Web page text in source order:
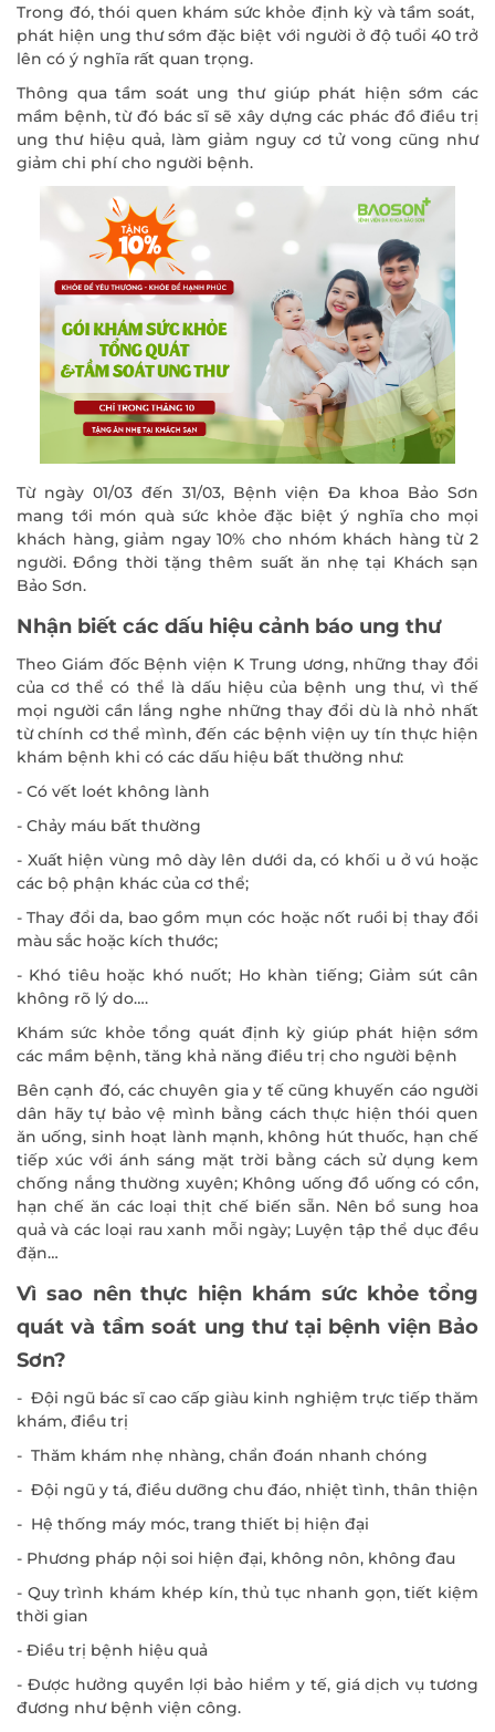
Trong đó, thói quen khám sức khỏe định kỳ và tầm soát,
phát hiện ung thư sớm đặc biệt với người ở độ tuổi 40 trở
lên có ý nghĩa rất quan trọng.
Thông qua tầm soát ung thư giúp phát hiện sớm các
mầm bệnh, từ đó bác sĩ sẽ xây dựng các phác đồ điều trị
ung thư hiệu quả, làm giảm nguy cơ tử vong cũng như
giảm chi phí cho người bệnh.
Từ ngày 01/03 đến 31/03, Bệnh viện Đa khoa Bảo Sơn
mang tới món quà sức khỏe đặc biệt ý nghĩa cho mọi
khách hàng, giảm ngay 10% cho nhóm khách hàng từ 2
người. Đồng thời tặng thêm suất ăn nhẹ tại Khách sạn
Bảo Sơn.
Nhận biết các dấu hiệu cảnh báo ung thư
Theo Giám đốc Bệnh viện K Trung ương, những thay đổi
của cơ thể có thể là dấu hiệu của bệnh ung thư, vì thế
mọi người cần lắng nghe những thay đổi dù là nhỏ nhất
từ chính cơ thể mình, đến các bệnh viện uy tín thực hiện
khám bệnh khi có các dấu hiệu bất thường như:
- Có vết loét không lành
- Chảy máu bất thường
- Xuất hiện vùng mô dày lên dưới da, có khối u ở vú hoặc
các bộ phận khác của cơ thể;
- Thay đổi da, bao gồm mụn cóc hoặc nốt ruồi bị thay đổi
màu sắc hoặc kích thước;
- Khó tiêu hoặc khó nuốt; Ho khàn tiếng; Giảm sút cân
không rõ lý do….
Khám sức khỏe tổng quát định kỳ giúp phát hiện sớm
các mầm bệnh, tăng khả năng điều trị cho người bệnh
Bên cạnh đó, các chuyên gia y tế cũng khuyến cáo người
dân hãy tự bảo vệ mình bằng cách thực hiện thói quen
ăn uống, sinh hoạt lành mạnh, không hút thuốc, hạn chế
tiếp xúc với ánh sáng mặt trời bằng cách sử dụng kem
chống nắng thường xuyên; Không uống đồ uống có cồn,
hạn chế ăn các loại thịt chế biến sẵn. Nên bổ sung hoa
quả và các loại rau xanh mỗi ngày; Luyện tập thể dục đều
đặn…
Vì sao nên thực hiện khám sức khỏe tổng
quát và tầm soát ung thư tại bệnh viện Bảo
Sơn?
- Đội ngũ bác sĩ cao cấp giàu kinh nghiệm trực tiếp thăm
khám, điều trị
- Thăm khám nhẹ nhàng, chẩn đoán nhanh chóng
- Đội ngũ y tá, điều dưỡng chu đáo, nhiệt tình, thân thiện
- Hệ thống máy móc, trang thiết bị hiện đại
- Phương pháp nội soi hiện đại, không nôn, không đau
- Quy trình khám khép kín, thủ tục nhanh gọn, tiết kiệm
thời gian
- Điều trị bệnh hiệu quả
- Được hưởng quyền lợi bảo hiểm y tế, giá dịch vụ tương
đương như bệnh viện công.